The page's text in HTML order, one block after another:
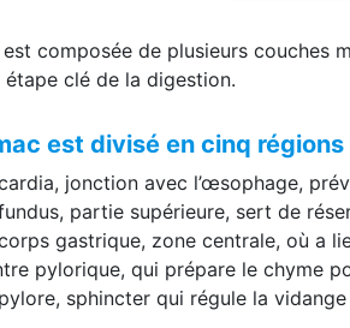
composée de plusieurs couches
étape clé de la digestion.
est divisé en cinq
jonction avec l’œsophage,
partie supérieure, sert de
gastrique, zone centrale, où a
pylorique, qui prépare le chyme
sphincter qui régule la